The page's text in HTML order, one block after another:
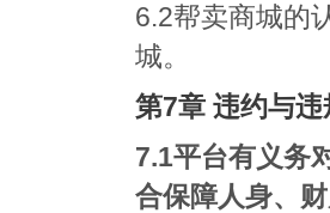
6.2帮卖商城的
城。
第7章 违约与违
7.1平台有义务
合保障人身、